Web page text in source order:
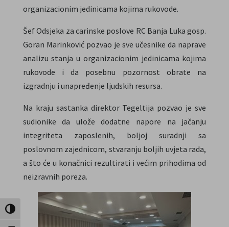
Uključi / isključi visoki kontrast
organizacionim jedinicama kojima rukovode.
Šef Odsjeka za carinske poslove RC Banja Luka gosp.
Goran Marinković pozvao je sve učesnike da naprave
analizu stanja u organizacionim jedinicama kojima
rukovode i da posebnu pozornost obrate na
izgradnju i unapređenje ljudskih resursa.
Na kraju sastanka direktor Tegeltija pozvao je sve
sudionike da ulože dodatne napore na jačanju
integriteta zaposlenih, boljoj suradnji sa
poslovnom zajednicom, stvaranju boljih uvjeta rada,
a što će u konačnici rezultirati i većim prihodima od
neizravnih poreza.